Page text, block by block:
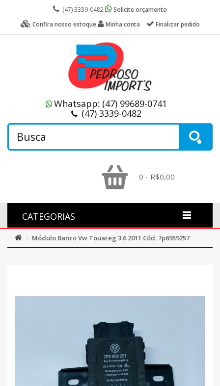
(47) 3339-0482
Solicite orçamento
Confira nosso estoque
Minha conta Finalizar pedido
Whatsapp: (47) 99689-0741
(47) 3339-0482
0 - R$0,00
CATEGORIAS
Módulo Banco Vw Touareg 3.6 2011 Cód. 7p6959257